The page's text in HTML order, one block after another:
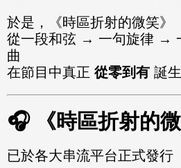
於是，《時區折射的微笑》
從一段和弦 → 一句旋律 →
曲
在節目中真正 從零到有 誕生
🎧 《時區折射的微
已於各大串流平台正式發行